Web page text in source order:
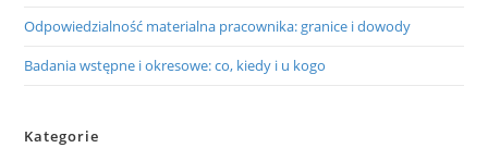
Odpowiedzialność materialna pracownika: granice i dowody
Badania wstępne i okresowe: co, kiedy i u kogo
Kategorie